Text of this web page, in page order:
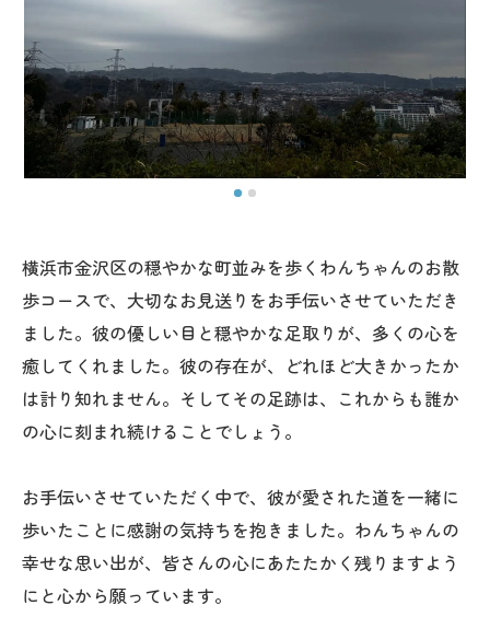
横浜市金沢区の穏やかな町並みを歩くわんちゃんのお散
歩コースで、大切なお見送りをお手伝いさせていただき
ました。彼の優しい目と穏やかな足取りが、多くの心を
癒してくれました。彼の存在が、どれほど大きかったか
は計り知れません。そしてその足跡は、これからも誰か
の心に刻まれ続けることでしょう。
お手伝いさせていただく中で、彼が愛された道を一緒に
歩いたことに感謝の気持ちを抱きました。わんちゃんの
幸せな思い出が、皆さんの心にあたたかく残りますよう
にと心から願っています。